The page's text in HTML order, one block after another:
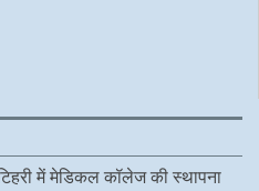
में मेडिकल कॉलेज की स्थापना